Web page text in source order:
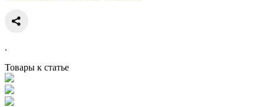
.
Товары к статье